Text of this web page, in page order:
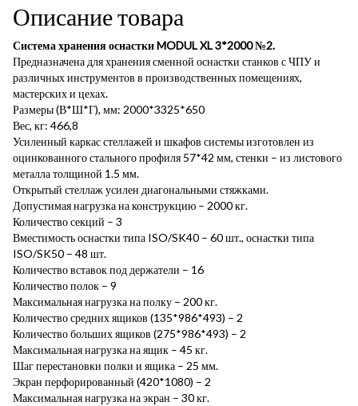
Описание товара
Система хранения оснастки MODUL XL 3*2000 №2.
Предназначена для хранения сменной оснастки станков с ЧПУ и
различных инструментов в производственных помещениях,
мастерских и цехах.
Размеры (В*Ш*Г), мм: 2000*3325*650
Вес, кг: 466,8
Усиленный каркас стеллажей и шкафов системы изготовлен из
оцинкованного стального профиля 57*42 мм, стенки – из листового
металла толщиной 1.5 мм.
Открытый стеллаж усилен диагональными стяжками.
Допустимая нагрузка на конструкцию – 2000 кг.
Количество секций – 3
Вместимость оснастки типа ISO/SK40 – 60 шт., оснастки типа
ISO/SK50 – 48 шт.
Количество вставок под держатели – 16
Количество полок – 9
Максимальная нагрузка на полку – 200 кг.
Количество средних ящиков (135*986*493) – 2
Количество больших ящиков (275*986*493) – 2
Максимальная нагрузка на ящик – 45 кг.
Шаг перестановки полки и ящика – 25 мм.
Экран перфорированный (420*1080) – 2
Максимальная нагрузка на экран – 30 кг.